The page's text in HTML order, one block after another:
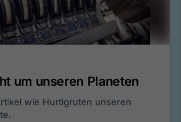
um unseren Planeten
wie Hurtigruten unseren